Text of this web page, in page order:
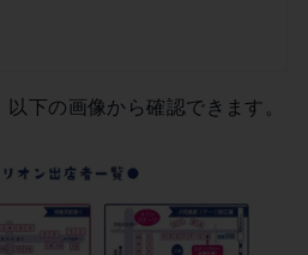
下の画像から確認できます。